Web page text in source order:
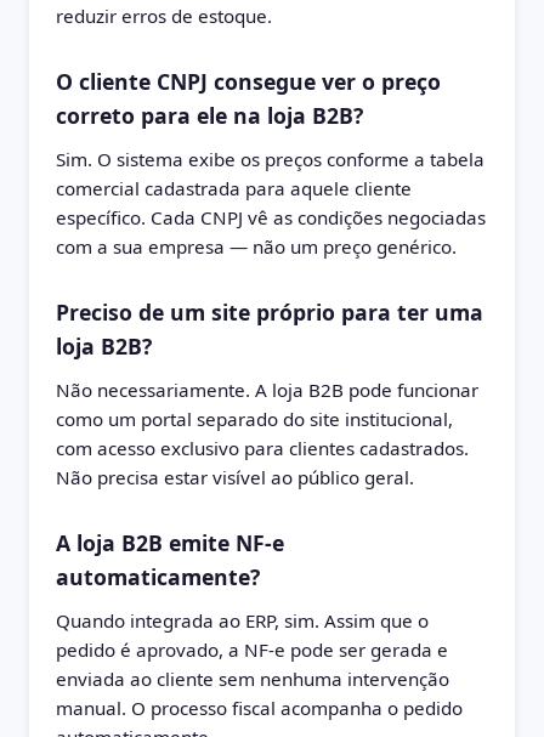
reduzir erros de estoque.
O cliente CNPJ consegue ver o preço
correto para ele na loja B2B?
Sim. O sistema exibe os preços conforme a tabela
comercial cadastrada para aquele cliente
específico. Cada CNPJ vê as condições negociadas
com a sua empresa — não um preço genérico.
Preciso de um site próprio para ter uma
loja B2B?
Não necessariamente. A loja B2B pode funcionar
como um portal separado do site institucional,
com acesso exclusivo para clientes cadastrados.
Não precisa estar visível ao público geral.
A loja B2B emite NF-e
automaticamente?
Quando integrada ao ERP, sim. Assim que o
pedido é aprovado, a NF-e pode ser gerada e
enviada ao cliente sem nenhuma intervenção
manual. O processo fiscal acompanha o pedido